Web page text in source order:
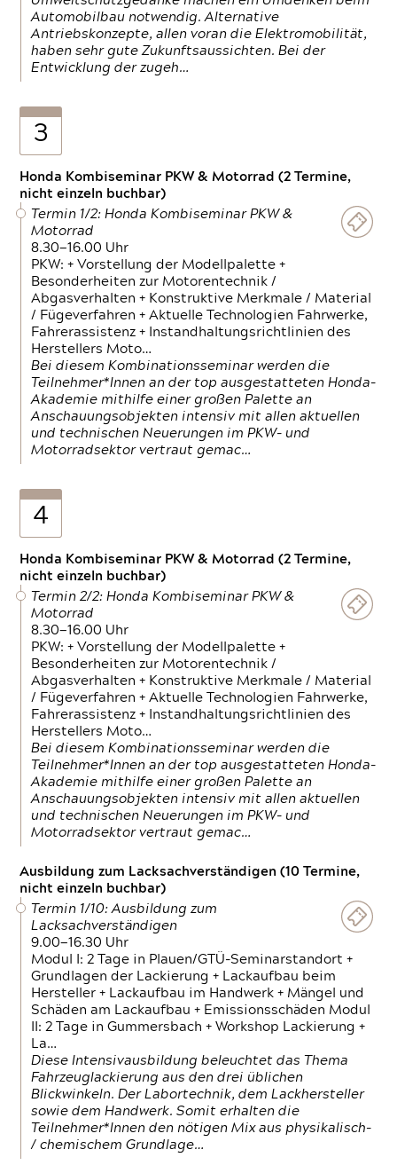
Automobilbau notwendig. Alternative
Antriebskonzepte, allen voran die Elektromobilität,
haben sehr gute Zukunftsaussichten. Bei der
Entwicklung der zugeh…
3
Honda Kombiseminar PKW & Motorrad (2 Termine,
nicht einzeln buchbar)
Termin 1/2: Honda Kombiseminar PKW &
Motorrad
8.30—16.00 Uhr
PKW: + Vorstellung der Modellpalette +
Besonderheiten zur Motorentechnik /
Abgasverhalten + Konstruktive Merkmale / Material
/ Fügeverfahren + Aktuelle Technologien Fahrwerke,
Fahrerassistenz + Instandhaltungsrichtlinien des
Herstellers Moto…
Bei diesem Kombinationsseminar werden die
Teilnehmer*Innen an der top ausgestatteten Honda-
Akademie mithilfe einer großen Palette an
Anschauungsobjekten intensiv mit allen aktuellen
und technischen Neuerungen im PKW- und
Motorradsektor vertraut gemac…
4
Honda Kombiseminar PKW & Motorrad (2 Termine,
nicht einzeln buchbar)
Termin 2/2: Honda Kombiseminar PKW &
Motorrad
8.30—16.00 Uhr
PKW: + Vorstellung der Modellpalette +
Besonderheiten zur Motorentechnik /
Abgasverhalten + Konstruktive Merkmale / Material
/ Fügeverfahren + Aktuelle Technologien Fahrwerke,
Fahrerassistenz + Instandhaltungsrichtlinien des
Herstellers Moto…
Bei diesem Kombinationsseminar werden die
Teilnehmer*Innen an der top ausgestatteten Honda-
Akademie mithilfe einer großen Palette an
Anschauungsobjekten intensiv mit allen aktuellen
und technischen Neuerungen im PKW- und
Motorradsektor vertraut gemac…
Ausbildung zum Lacksachverständigen (10 Termine,
nicht einzeln buchbar)
Termin 1/10: Ausbildung zum
Lacksachverständigen
9.00—16.30 Uhr
Modul I: 2 Tage in Plauen/GTÜ-Seminarstandort +
Grundlagen der Lackierung + Lackaufbau beim
Hersteller + Lackaufbau im Handwerk + Mängel und
Schäden am Lackaufbau + Emissionsschäden Modul
II: 2 Tage in Gummersbach + Workshop Lackierung +
La…
Diese Intensivausbildung beleuchtet das Thema
Fahrzeuglackierung aus den drei üblichen
Blickwinkeln. Der Labortechnik, dem Lackhersteller
sowie dem Handwerk. Somit erhalten die
Teilnehmer*Innen den nötigen Mix aus physikalisch-
/ chemischem Grundlage…